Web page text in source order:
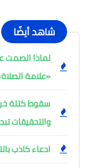
شاهد أيضًا
لماذا الصمت
«علامة
سقوط كتلة
والتحقيقات
ادعاء كاذب